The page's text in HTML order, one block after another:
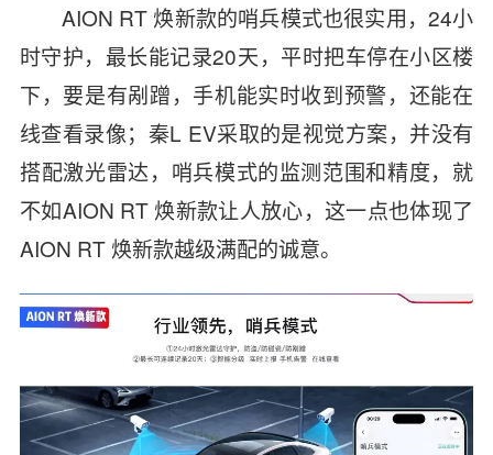
AION RT 焕新款的哨兵模式也很实用，24小
时守护，最长能记录20天，平时把车停在小区楼
下，要是有剐蹭，手机能实时收到预警，还能在
线查看录像；秦L EV采取的是视觉方案，并没有
搭配激光雷达，哨兵模式的监测范围和精度，就
不如AION RT 焕新款让人放心，这一点也体现了
AION RT 焕新款越级满配的诚意。